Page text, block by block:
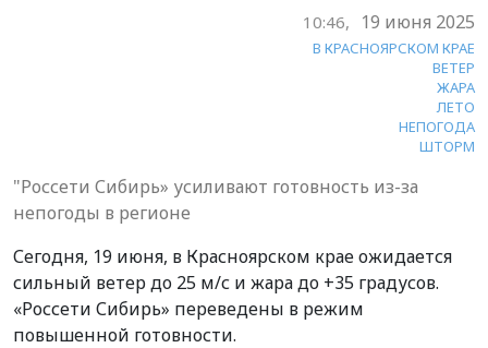
10:46, 19 июня 2025
В КРАСНОЯРСКОМ КРАЕ
ВЕТЕР
ЖАРА
ЛЕТО
НЕПОГОДА
ШТОРМ
"Россети Сибирь» усиливают готовность из-за
непогоды в регионе
Сегодня, 19 июня, в Красноярском крае ожидается
сильный ветер до 25 м/с и жара до +35 градусов.
«Россети Сибирь» переведены в режим
повышенной готовности.